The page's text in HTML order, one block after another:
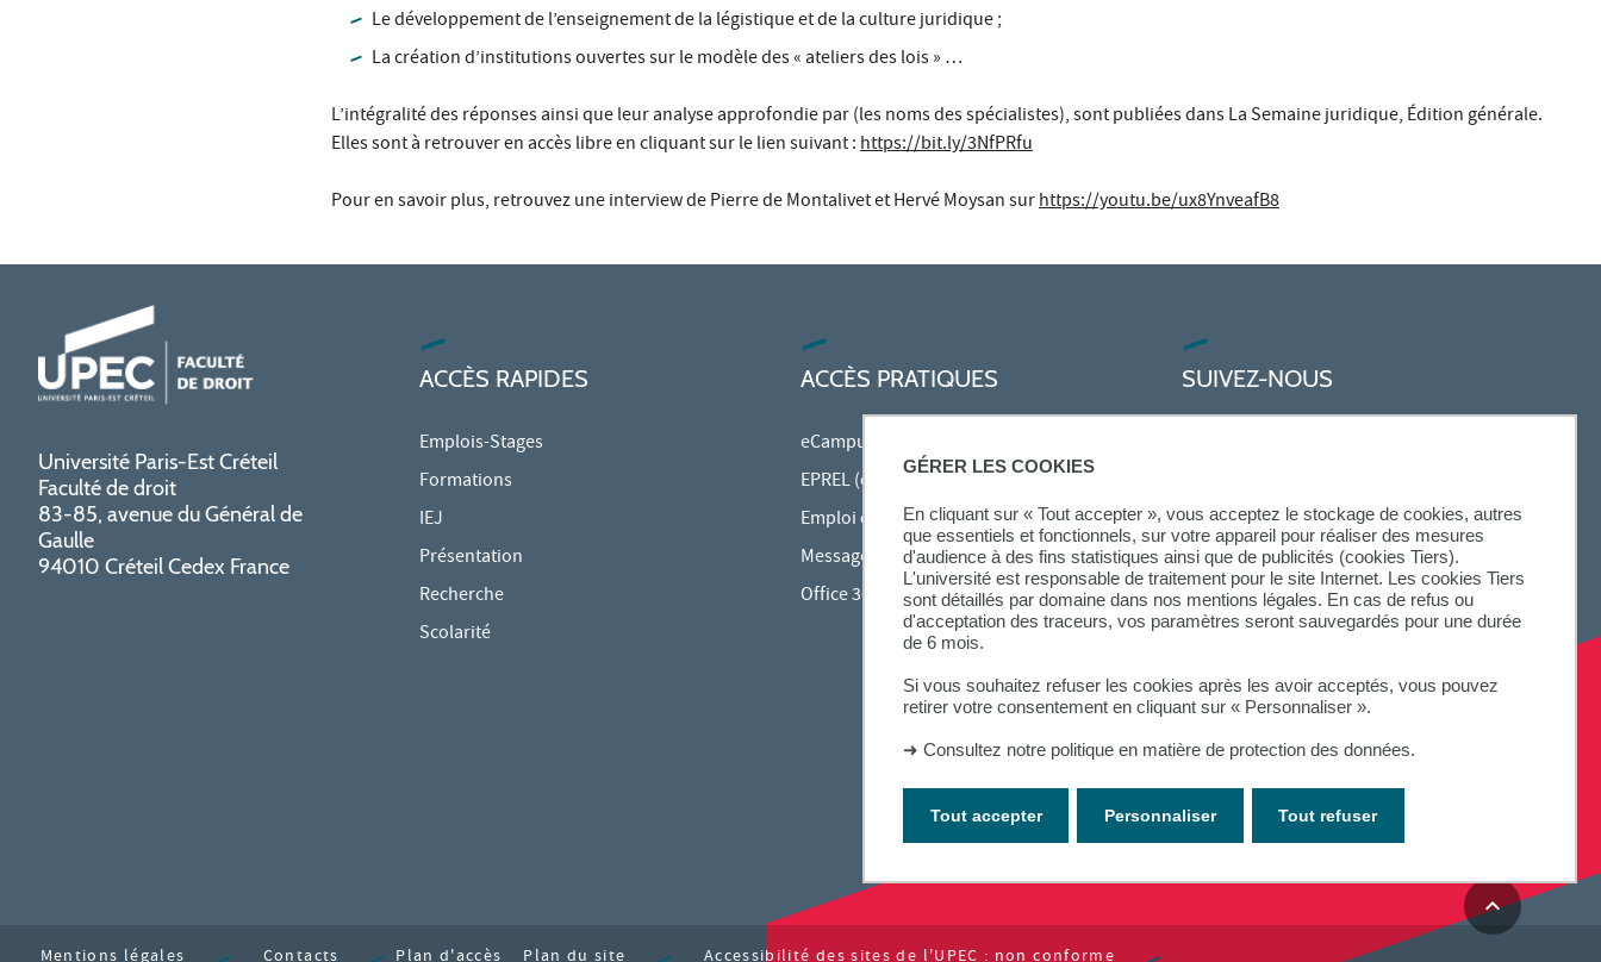
GÉRER LES COOKIES
En cliquant sur « Tout accepter », vous acceptez le stockage de cookies, autres
que essentiels et fonctionnels, sur votre appareil pour réaliser des mesures
d'audience à des fins statistiques ainsi que de publicités (cookies Tiers).
L'université est responsable de traitement pour le site Internet. Les cookies Tiers
sont détaillés par domaine dans nos mentions légales. En cas de refus ou
d'acceptation des traceurs, vos paramètres seront sauvegardés pour une durée
de 6 mois.
Si vous souhaitez refuser les cookies après les avoir acceptés, vous pouvez
retirer votre consentement en cliquant sur « Personnaliser ».
➜ Consultez notre politique en matière de protection des données.
Tout accepter Tout refuser
Personnaliser
Le développement de l’enseignement de la légistique et de la culture juridique ;
La création d’institutions ouvertes sur le modèle des « ateliers des lois » …
L’intégralité des réponses ainsi que leur analyse approfondie par (les noms des spécialistes), sont publiées dans La Semaine juridique, Édition générale.
Elles sont à retrouver en accès libre en cliquant sur le lien suivant :https://bit.ly/3NfPRfu
Pour en savoir plus, retrouvez une interview de Pierre de Montalivet et Hervé Moysan surhttps://youtu.be/ux8YnveafB8
Université Paris-Est Créteil
Faculté de droit
83-85, avenue du Général de
Gaulle
94010 Créteil Cedex France
ACCÈS RAPIDES
Emplois-Stages
Formations
IEJ
Présentation
Recherche
Scolarité
ACCÈS PRATIQUES
eCampus
EPREL (cours en ligne)
Emploi du temps en ligne (ADE)
Messagerie étudiante
Office 365
SUIVEZ-NOUS